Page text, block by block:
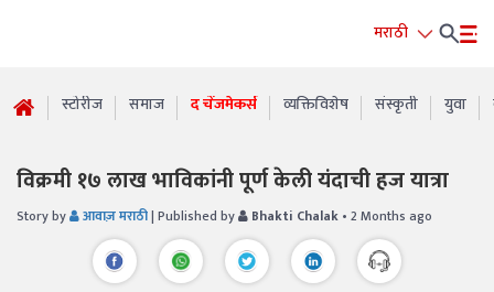
मराठी
स्टोरीज समाज द चेंजमेकर्स व्यक्तिविशेष संस्कृती युवा
विक्रमी १७ लाख भाविकांनी पूर्ण केली यंदाची हज यात्रा
Story by आवाज़ मराठी| Published by Bhakti Chalak • 2 Months ago